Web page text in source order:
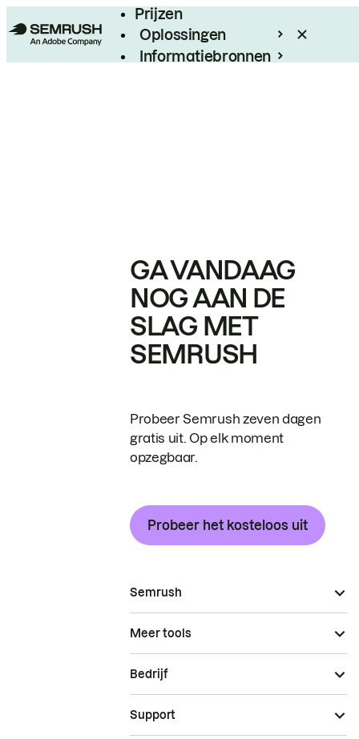
Prijzen
Oplossingen
Informatiebronnen
GA VANDAAG
NOG AAN DE
SLAG MET
SEMRUSH
Probeer Semrush zeven dagen
gratis uit. Op elk moment
opzegbaar.
Probeer het kosteloos uit
Semrush
Meer tools
Bedrijf
Support